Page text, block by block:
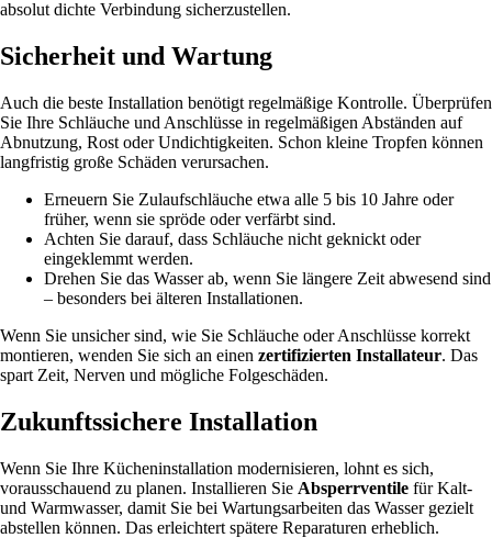
absolut dichte Verbindung sicherzustellen.
Sicherheit und Wartung
Auch die beste Installation benötigt regelmäßige Kontrolle. Überprüfen
Sie Ihre Schläuche und Anschlüsse in regelmäßigen Abständen auf
Abnutzung, Rost oder Undichtigkeiten. Schon kleine Tropfen können
langfristig große Schäden verursachen.
Erneuern Sie Zulaufschläuche etwa alle 5 bis 10 Jahre oder
früher, wenn sie spröde oder verfärbt sind.
Achten Sie darauf, dass Schläuche nicht geknickt oder
eingeklemmt werden.
Drehen Sie das Wasser ab, wenn Sie längere Zeit abwesend sind
– besonders bei älteren Installationen.
Wenn Sie unsicher sind, wie Sie Schläuche oder Anschlüsse korrekt
montieren, wenden Sie sich an einen zertifizierten Installateur. Das
spart Zeit, Nerven und mögliche Folgeschäden.
Zukunftssichere Installation
Wenn Sie Ihre Kücheninstallation modernisieren, lohnt es sich,
vorausschauend zu planen. Installieren Sie Absperrventile für Kalt-
und Warmwasser, damit Sie bei Wartungsarbeiten das Wasser gezielt
abstellen können. Das erleichtert spätere Reparaturen erheblich.